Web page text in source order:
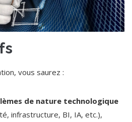
vous saurez :
de nature technologique
infrastructure, BI, IA, etc.),